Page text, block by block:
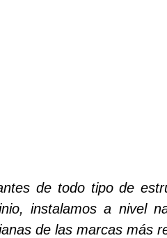
de todo tipo de
instalamos a nivel
de las marcas más